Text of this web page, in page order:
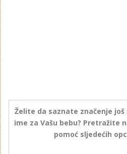
Želite da saznate značenje
ime za Vašu bebu? Pretražite
pomoć sljedećih